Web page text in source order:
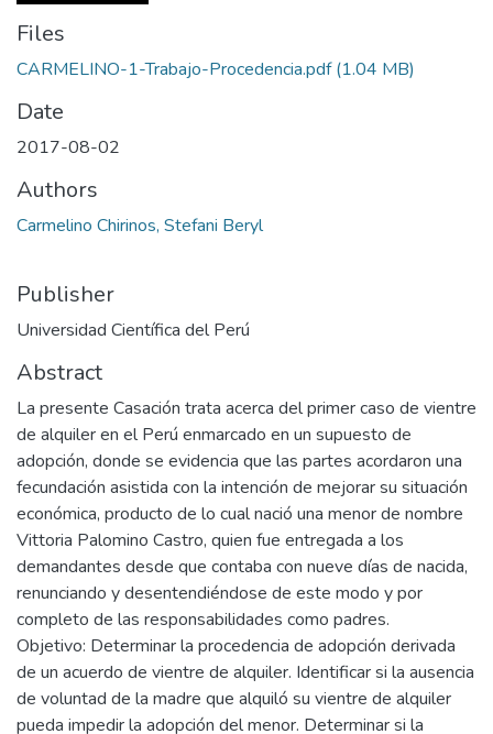
Files
CARMELINO-1-Trabajo-Procedencia.pdf(1.04 MB)
Date
2017-08-02
Authors
Carmelino Chirinos, Stefani Beryl
Publisher
Universidad Científica del Perú
Abstract
La presente Casación trata acerca del primer caso de vientre
de alquiler en el Perú enmarcado en un supuesto de
adopción, donde se evidencia que las partes acordaron una
fecundación asistida con la intención de mejorar su situación
económica, producto de lo cual nació una menor de nombre
Vittoria Palomino Castro, quien fue entregada a los
demandantes desde que contaba con nueve días de nacida,
renunciando y desentendiéndose de este modo y por
completo de las responsabilidades como padres.
Objetivo: Determinar la procedencia de adopción derivada
de un acuerdo de vientre de alquiler. Identificar si la ausencia
de voluntad de la madre que alquiló su vientre de alquiler
pueda impedir la adopción del menor. Determinar si la